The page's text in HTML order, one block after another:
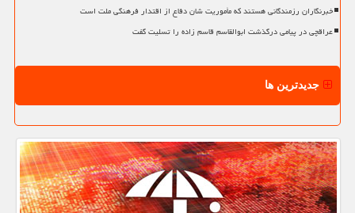
خبرنگاران رزمندگانی هستند که مأموریت شان دفاع از اقتدار فرهنگی ملت است
عراقچی در پیامی درگذشت ابوالقاسم قاسم زاده را تسلیت گفت
جدیدترین ها